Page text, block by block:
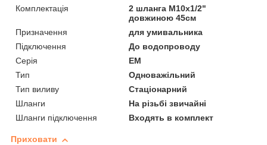
Комплектація
2 шланга М10х1/2"
довжиною 45см
Призначення
для умивальника
Підключення
До водопроводу
Серія
EM
Тип
Одноважільний
Тип виливу
Стаціонарний
Шланги
На різьбі звичайні
Шланги підключення
Входять в комплект
Приховати